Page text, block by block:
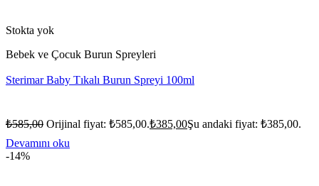
Stokta yok
Bebek ve Çocuk Burun Spreyleri
Sterimar Baby Tıkalı Burun Spreyi 100ml
₺585,00 Orijinal fiyat: ₺585,00.₺385,00Şu andaki fiyat: ₺385,00.
Devamını oku
-14%